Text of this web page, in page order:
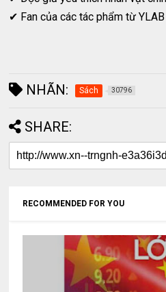
✔ Fan của các tác phẩm từ
NHÃN: Sách 30796
SHARE:
RECOMMENDED FOR YOU